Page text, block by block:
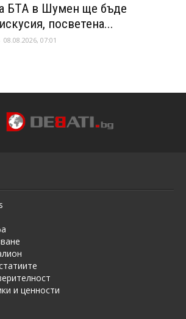
БТА в Шумен ще бъде
посветена...
08.08.2026, 07:01
и ценности